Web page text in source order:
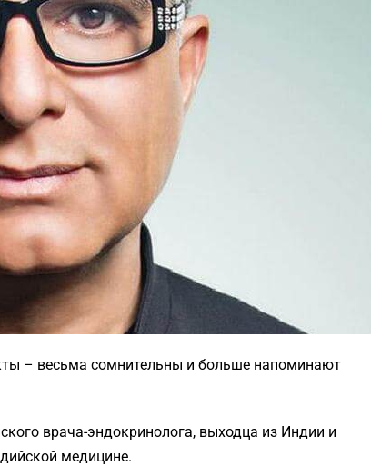
– весьма сомнительны и больше напоминают
врача-эндокринолога, выходца из Индии и
медицине.